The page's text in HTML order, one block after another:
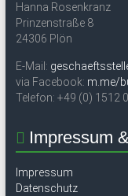
Hanna Rosenkranz
Prinzenstraße 8
24306 Plön
E-Mail:
via Facebook: m.me/
Telefon: +49 (0) 1512
Impressum
Impressum
Datenschutz